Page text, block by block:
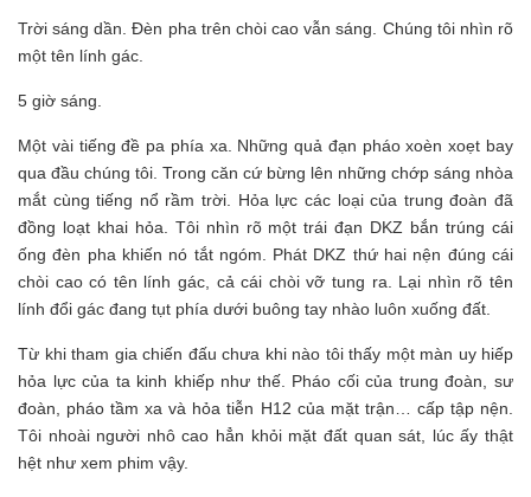
Trời sáng dần. Đèn pha trên chòi cao vẫn sáng. Chúng tôi nhìn rõ
một tên lính gác.
5 giờ sáng.
Một vài tiếng đề pa phía xa. Những quả đạn pháo xoèn xoẹt bay
qua đầu chúng tôi. Trong căn cứ bừng lên những chớp sáng nhòa
mắt cùng tiếng nổ rầm trời. Hỏa lực các loại của trung đoàn đã
đồng loạt khai hỏa. Tôi nhìn rõ một trái đạn DKZ bắn trúng cái
ống đèn pha khiến nó tắt ngóm. Phát DKZ thứ hai nện đúng cái
chòi cao có tên lính gác, cả cái chòi vỡ tung ra. Lại nhìn rõ tên
lính đổi gác đang tụt phía dưới buông tay nhào luôn xuống đất.
Từ khi tham gia chiến đấu chưa khi nào tôi thấy một màn uy hiếp
hỏa lực của ta kinh khiếp như thế. Pháo cối của trung đoàn, sư
đoàn, pháo tầm xa và hỏa tiễn H12 của mặt trận… cấp tập nện.
Tôi nhoài người nhô cao hẳn khỏi mặt đất quan sát, lúc ấy thật
hệt như xem phim vậy.